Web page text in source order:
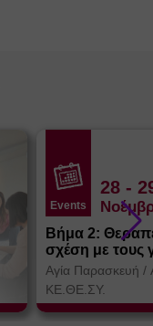
Events
28 -
Βήμα 2:
σχέση με τους
Αγία Παρασκευή /
ΚΕ.ΘΕ.ΣΥ.